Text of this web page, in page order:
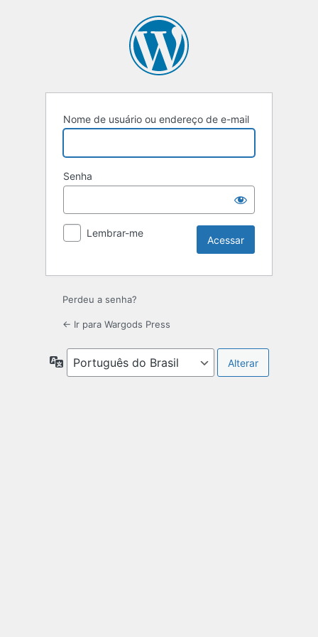
Nome de usuário ou endereço de e-mail
Senha
Lembrar-me
Perdeu a senha?
← Ir para Wargods Press
Idioma